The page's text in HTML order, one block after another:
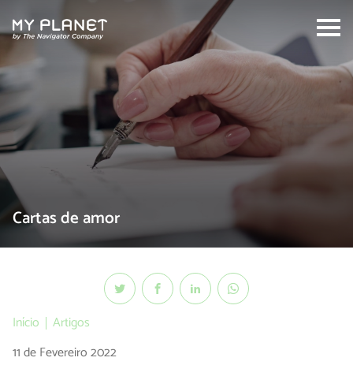
Search:
Cartas de amor
Início
Artigos
11 de Fevereiro 2022